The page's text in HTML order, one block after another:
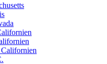
Californien